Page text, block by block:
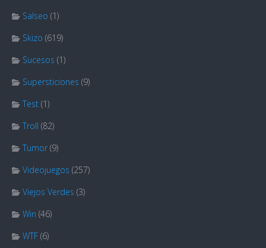
Salseo (1)
Skizo (619)
Sucesos (1)
Supersticiones (9)
Test (1)
Troll (82)
Tumor (9)
Videojuegos (257)
Viejos Verdes (3)
Win (46)
WTF (6)